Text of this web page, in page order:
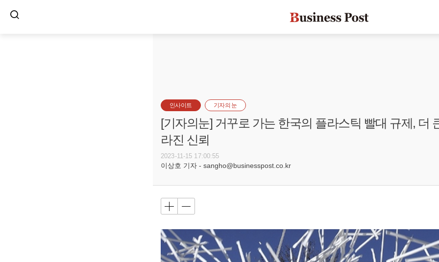
인사이트 기자의 눈
[기자의눈] 거꾸로 가는 한국의 플라스틱 빨대 규제, 더
라진 신뢰
2023-11-15 17:00:55
이상호 기자 - sangho@businesspost.co.kr